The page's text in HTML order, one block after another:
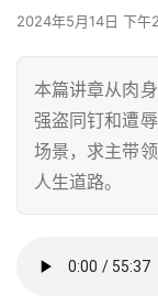
2024年5月14日 下午
本篇讲章从肉
强盗同钉和遭
场景，求主带
人生道路。